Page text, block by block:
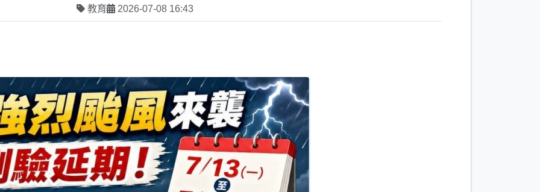
教育 2026-07-08 16:43